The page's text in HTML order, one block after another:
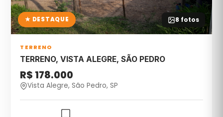
8 fotos
★ DESTAQUE
TERRENO
TERRENO, VISTA ALEGRE, SÃO PEDRO
R$ 178.000
Vista Alegre, São Pedro, SP